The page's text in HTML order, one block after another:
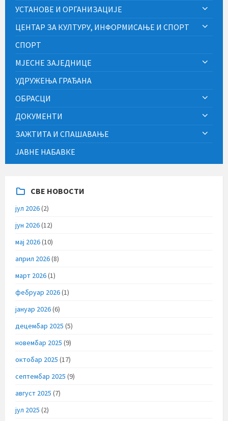
УСТАНОВЕ И ОРГАНИЗАЦИЈЕ
ЦЕНТАР ЗА КУЛТУРУ, ИНФОРМИСАЊЕ И СПОРТ
СПОРТ
МЈЕСНЕ ЗАЈЕДНИЦЕ
УДРУЖЕЊА ГРАЂАНА
ОБРАСЦИ
ДОКУМЕНТИ
ЗАЖТИТА И СПАШАВАЊЕ
ЈАВНЕ НАБАВКЕ
СВЕ НОВОСТИ
јул 2026(2)
јун 2026(12)
мај 2026(10)
април 2026(8)
март 2026(1)
фебруар 2026(1)
јануар 2026(6)
децембар 2025 (5)
новембар 2025 (9)
октобар 2025 (17)
септембар 2025 (9)
август 2025 (7)
јул 2025 (2)